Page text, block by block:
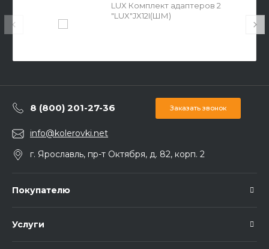
LUX Комплект адаптеров 2
"LUX"JX12I(ШМ)
8 (800) 201-27-36 Заказать звонок
info@kolerovki.net
г. Ярославль, пр-т Октября, д. 82, корп. 2
Покупателю
Услуги